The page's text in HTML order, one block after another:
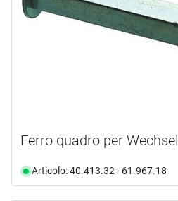
Ferro quadro per
Articolo: 40.413.32 - 61.967.18